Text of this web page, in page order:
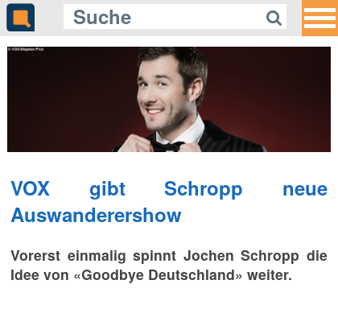
VOX gibt Schropp neue
Auswanderershow
Vorerst einmalig spinnt Jochen Schropp die
Idee von «Goodbye Deutschland» weiter.